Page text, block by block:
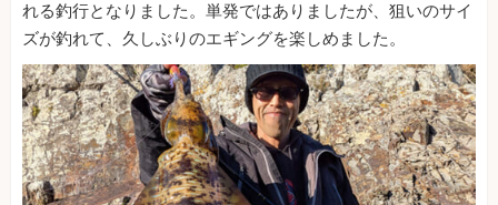
れる釣行となりました。単発ではありましたが、狙いのサイ
ズが釣れて、久しぶりのエギングを楽しめました。